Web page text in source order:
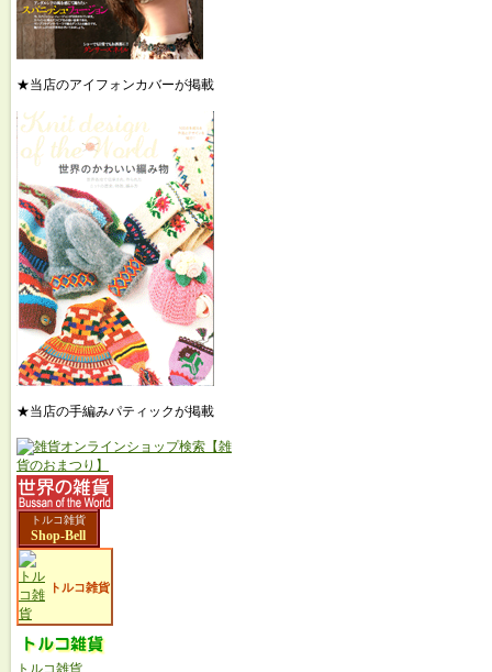
★当店のアイフォンカバーが掲載
★当店の手編みパティックが掲載
トルコ雑貨
Shop-Bell
トルコ雑貨
トルコ雑貨